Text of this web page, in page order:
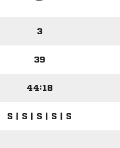
3
39
44:18
S | S | S | S | S